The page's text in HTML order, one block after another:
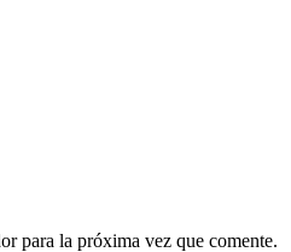
para la próxima vez que comente.